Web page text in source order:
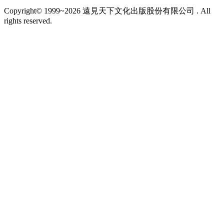
Copyright© 1999~2026 遠見天下文化出版股份有限公司 . All
rights reserved.